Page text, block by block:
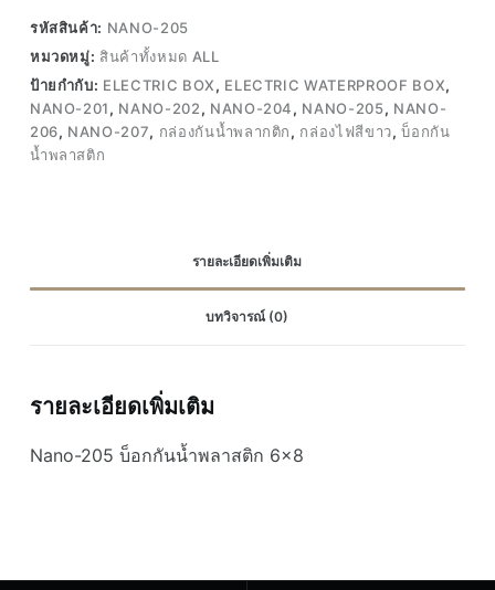
กัน
น้ำ
พลาสติก
6x8
ชิ้น
รหัสสินค้า: NANO-205
หมวดหมู่: สินค้าทั้งหมด ALL
ป้ายกำกับ: ELECTRIC BOX, ELECTRIC WATERPROOF BOX,
NANO-201, NANO-202, NANO-204, NANO-205, NANO-
206, NANO-207, กล่องกันน้ำพลากติก, กล่องไฟสีขาว,บ็อกกัน
น้ำพลาสติก
รายละเอียดเพิ่มเติม
บทวิจารณ์ (0)
รายละเอียดเพิ่มเติม
Nano-205 บ็อกกันน้ำพลาสติก 6×8